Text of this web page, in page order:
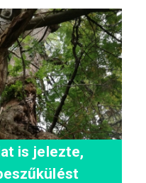
is jelezte,